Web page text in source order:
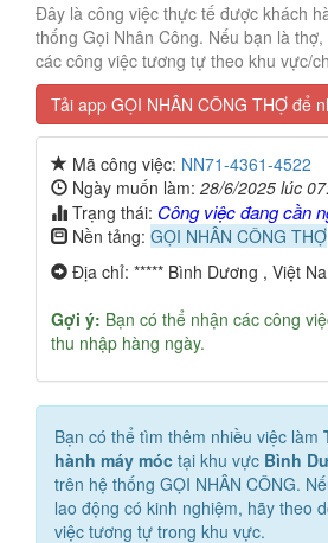
Đây là công việc thực tế được khách
thống Gọi Nhân Công. Nếu bạn là
các công việc tương tự theo khu vực/
Tải app GỌI NHÂN CÔNG THỢ để
Mã công việc: NN71-4361-4522
Ngày muốn làm: 28/6/2025 lúc
Trạng thái: Công việc đang cần
Nền tảng: GỌI NHÂN CÔNG THỢ
Địa chỉ: ***** Bình Dương , Việt
Gợi ý: Bạn có thể nhận các công
thu nhập hàng ngày.
Bạn có thể tìm thêm nhiều việc làm
hành máy móc tại khu vực Bình
trên hệ thống GỌI NHÂN CÔNG.
lao động có kinh nghiệm, hãy theo
việc tương tự trong khu vực.